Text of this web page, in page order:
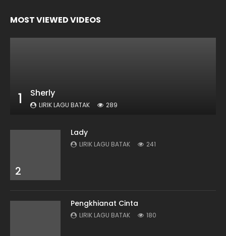
MOST VIEWED VIDEOS
1 Sherly
LIRIK LAGU BATAK 289
2
Lady
LIRIK LAGU BATAK 241
Pengkhianat Cinta
LIRIK LAGU BATAK 180